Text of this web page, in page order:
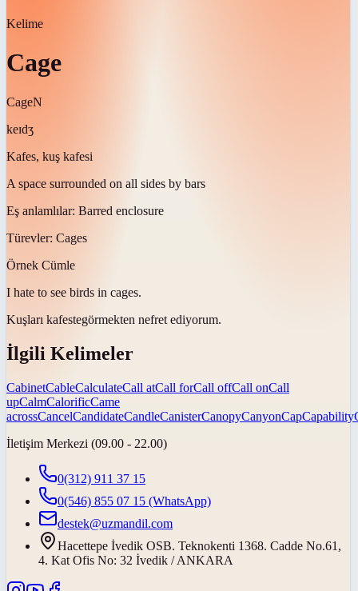
Kelime
Cage
CageN
keɪdʒ
Kafes, kuş kafesi
A space surrounded on all sides by bars
Eş anlamlılar: Barred enclosure
Türevler: Cages
Örnek Cümle
I hate to see birds in cages.
Kuşları kafestegörmekten nefret ediyorum.
İlgili Kelimeler
CabinetCableCalculateCall atCall forCall offCall onCall
upCalmCalorificCame
acrossCancelCandidateCandleCanisterCanopyCanyonCapCapability
İletişim Merkezi (09.00 - 22.00)
0(312) 911 37 15
0(546) 855 07 15 (WhatsApp)
destek@uzmandil.com
Hacettepe İvedik OSB. Teknokenti 1368. Cadde No.61,
4. Kat Ofis No: 32 İvedik / ANKARA